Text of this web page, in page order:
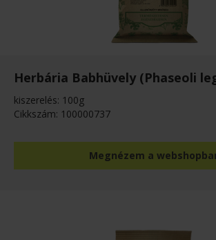
Herbária Babhüvely (Phaseoli
kiszerelés: 100g
Cikkszám: 100000737
Megnézem a